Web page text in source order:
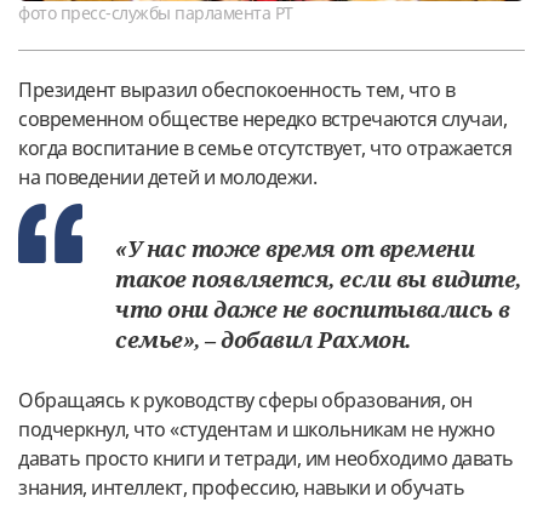
фото пресс-службы парламента РТ
Президент выразил обеспокоенность тем, что в
современном обществе нередко встречаются случаи,
когда воспитание в семье отсутствует, что отражается
на поведении детей и молодежи.
«У нас тоже время от времени
такое появляется, если вы видите,
что они даже не воспитывались в
семье», – добавил Рахмон.
Обращаясь к руководству сферы образования, он
подчеркнул, что «студентам и школьникам не нужно
давать просто книги и тетради, им необходимо давать
знания, интеллект, профессию, навыки и обучать